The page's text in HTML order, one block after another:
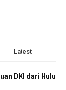
Latest
DKI dari Hulu